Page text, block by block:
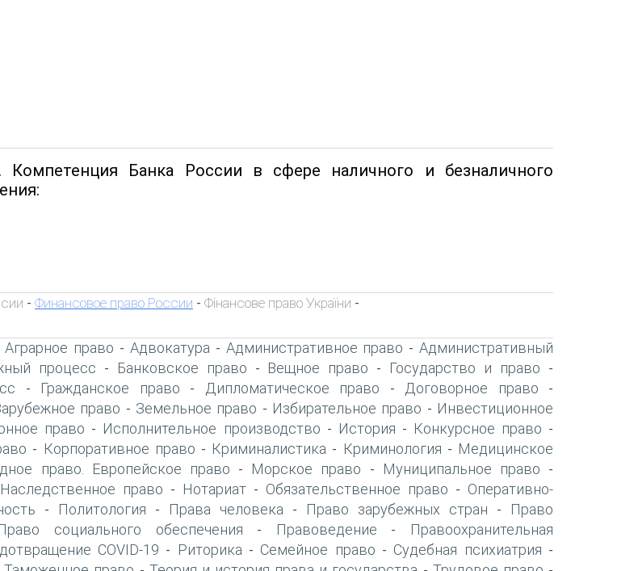
Банка России в сфере наличного и безналичного
- Финансовое право России - Фінансове право України -
Аграрное право - Адвокатура - Административное право -Административный
процесс - Банковское право - Вещное право - Государство и право -
- Гражданское право - Дипломатическое право - Договорное право -
право - Земельное право - Избирательное право - Инвестиционное
право - Исполнительное производство - История - Конкурсное право -
- Корпоративное право - Криминалистика - Криминология - Медицинское
право. Европейское право - Морское право - Муниципальное право -
Наследственное право - Нотариат - Обязательственное право - Оперативно-
- Политология - Права человека - Право зарубежных стран -
Право
социального обеспечения - Правоведение -
Правоохранительная
COVID-19 - Риторика - Семейное право - Судебная психиатрия -